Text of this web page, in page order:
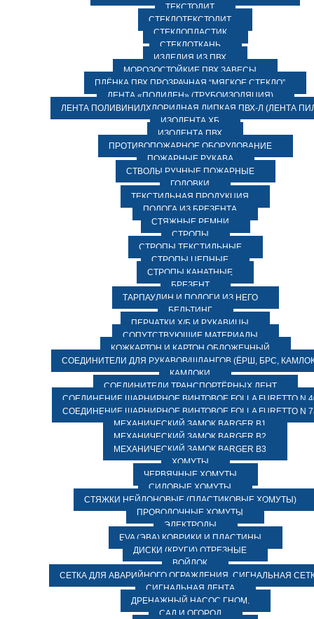
ТЕКСТОЛИТ
СТЕКЛОТЕКСТОЛИТ
СТЕКЛОПЛАСТИК
СТЕКЛОТКАНЬ
ИЗДЕЛИЯ ИЗ ПВХ
МОРОЗОСТОЙКИЕ ПВХ ЗАВЕСЫ
ПЛЁНКА ПВХ ПРОЗРАЧНАЯ “МЯГКОЕ СТЕКЛО”
ЛЕНТА «ПОЛИЛЕН» (ТРУБОИЗОЛЯЦИЯ)
ЛЕНТА ПОЛИВИНИЛХЛОРИДНАЯ ЛИПКАЯ ПВХ-Л (ЛЕНТА
ИЗОЛЕНТА ХБ
ИЗОЛЕНТА ПВХ
ПРОТИВОПОЖАРНОЕ ОБОРУДОВАНИЕ
ПОЖАРНЫЕ РУКАВА
СТВОЛЫ РУЧНЫЕ ПОЖАРНЫЕ
ГОЛОВКИ
ТЕКСТИЛЬНАЯ ПРОДУКЦИЯ
ПОЛОГА ИЗ БРЕЗЕНТА
СТЯЖНЫЕ РЕМНИ
СТРОПЫ
СТРОПЫ ТЕКСТИЛЬНЫЕ
СТРОПЫ ЦЕПНЫЕ
СТРОПЫ КАНАТНЫЕ
БРЕЗЕНТ
ТАРПАУЛИН И ПОЛОГИ ИЗ НЕГО
БЕЛЬТИНГ
ПЕРЧАТКИ Х/Б И РУКАВИЦЫ
СОПУТСТВУЮЩИЕ МАТЕРИАЛЫ
КОЖКАРТОН И КАРТОН ОБЛОЖЕЧНЫЙ
СОЕДИНИТЕЛИ ДЛЯ РУКАВОВ/ШЛАНГОВ (ЁРШ, БРС,
КАМЛОКИ
СОЕДИНИТЕЛИ ТРАНСПОРТЁРНЫХ ЛЕНТ
СОЕДИНЕНИЕ ШАРНИРНОЕ ВИНТОВОЕ FOLLA FURETTO N
СОЕДИНЕНИЕ ШАРНИРНОЕ ВИНТОВОЕ FOLLA FURETTO N
МЕХАНИЧЕСКИЙ ЗАМОК BARGER B1
МЕХАНИЧЕСКИЙ ЗАМОК BARGER B2
МЕХАНИЧЕСКИЙ ЗАМОК BARGER B3
ХОМУТЫ
ЧЕРВЯЧНЫЕ ХОМУТЫ
СИЛОВЫЕ ХОМУТЫ
СТЯЖКИ НЕЙЛОНОВЫЕ (ПЛАСТИКОВЫЕ ХОМУТЫ)
ПРОВОЛОЧНЫЕ ХОМУТЫ
ЭЛЕКТРОДЫ
EVA (ЭВА) КОВРИКИ И ПЛАСТИНЫ
ДИСКИ (КРУГИ) ОТРЕЗНЫЕ
ВОЙЛОК
СЕТКА ДЛЯ АВАРИЙНОГО ОГРАЖДЕНИЯ, СИГНАЛЬНАЯ
СИГНАЛЬНАЯ ЛЕНТА
ДРЕНАЖНЫЙ НАСОС ГНОМ.
САД И ОГОРОД